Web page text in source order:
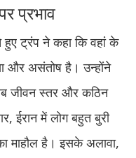
प्रभाव
हुए ट्रंप ने कहा कि वहां के
और असंतोष है। उन्होंने
जीवन स्तर और कठिन
ईरान में लोग बहुत बुरी
माहौल है। इसके अलावा,